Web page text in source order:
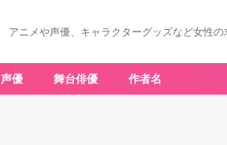
アニメや声優、キャラクターグッズなど女性
声優 舞台俳優 作者名